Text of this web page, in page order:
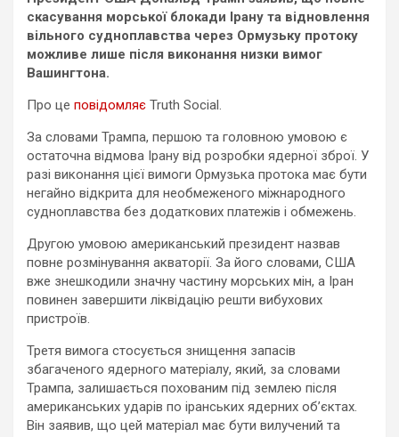
скасування морської блокади Ірану та відновлення
вільного судноплавства через Ормузьку протоку
можливе лише після виконання низки вимог
Вашингтона.
Про це повідомляє Truth Social.
За словами Трампа, першою та головною умовою є
остаточна відмова Ірану від розробки ядерної зброї. У
разі виконання цієї вимоги Ормузька протока має бути
негайно відкрита для необмеженого міжнародного
судноплавства без додаткових платежів і обмежень.
Другою умовою американський президент назвав
повне розмінування акваторії. За його словами, США
вже знешкодили значну частину морських мін, а Іран
повинен завершити ліквідацію решти вибухових
пристроїв.
Третя вимога стосується знищення запасів
збагаченого ядерного матеріалу, який, за словами
Трампа, залишається похованим під землею після
американських ударів по іранських ядерних об’єктах.
Він заявив, що цей матеріал має бути вилучений та